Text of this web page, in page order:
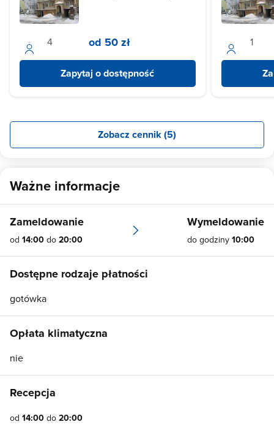
od 50 zł
Zapytaj o dostępność
Zobacz cennik (5)
Ważne informacje
Zameldowanie
od 14:00 do 20:00
Wymeldowanie
do godziny 10:00
Dostępne rodzaje płatności
gotówka
Opłata klimatyczna
nie
Recepcja
od 14:00 do 20:00